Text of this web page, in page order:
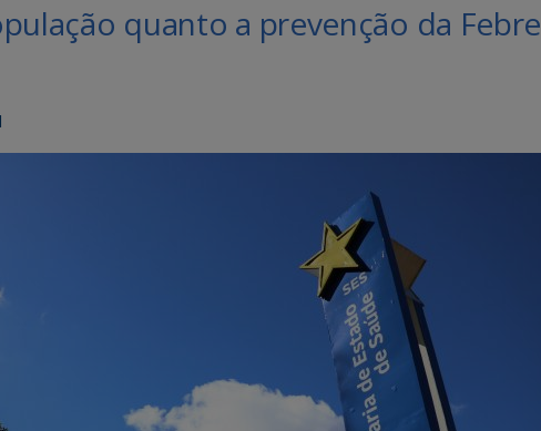
quanto a prevenção da Febre